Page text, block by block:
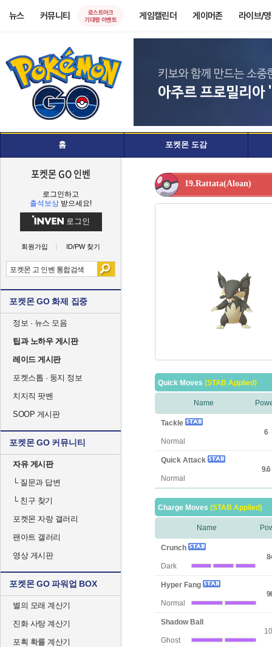
뉴스 커뮤니티
로스트아크
기대평 이벤트
게임캘린더 게이머존 라이브/
홈 포켓몬 도감
포켓몬 GO 인벤
로그인하고
출석보상 받으세요!
로그인
회원가입 ID/PW 찾기
포켓몬 GO 화제 집중
정보 · 뉴스 모음
팁과 노하우 게시판
레이드 게시판
포켓스톱 · 둥지 정보
치지직 팟벤
SOOP 게시판
포켓몬 GO 커뮤니티
자유 게시판
└질문과 답변
└친구 찾기
포켓몬 자랑 갤러리
팬아트 갤러리
영상 게시판
포켓몬 GO 파워업 BOX
별의 모래 계산기
진화 사탕 계산기
포획 확률 계산기
19.Rattata(Aloan)
Quick Moves (STAB Applied)
Name
Tackle
Normal
6
Quick Attack
Normal
9.6
Charge Moves (STAB Applied)
Name
Crunch
Dark
Hyper Fang
Normal
Shadow Ball
Ghost